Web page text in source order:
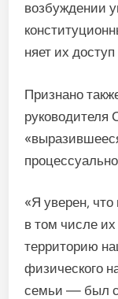
возбуждении
няет их
Признано
«Я уверен,
в том числе их
территорию
физическо­го
семьи — был